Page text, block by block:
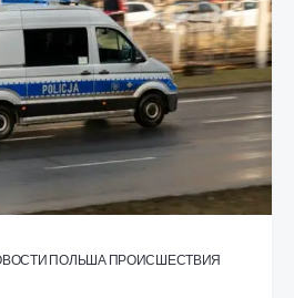
ПОЛЬША ПРОИСШЕСТВИЯ